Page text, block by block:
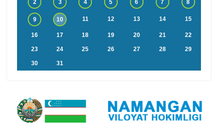
2 3 4 5 6 7 8
9 10 11 12 13 14 15
16 17 18 19 20 21 22
23 24 25 26 27 28 29
30 31